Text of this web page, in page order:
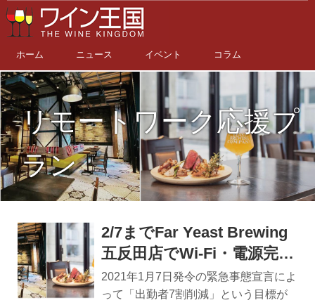
ホーム ニュース イベント コラム
リモートワーク応援プ
ラン
2/7までFar Yeast Brewing
五反田店でWi-Fi・電源完
備・ソフトドリンク飲み放
題付きの「リモートワーク
2021年1月7日発令の緊急事態宣言によ
って「出勤者7割削減」という目標が